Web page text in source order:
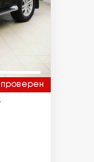
проверен